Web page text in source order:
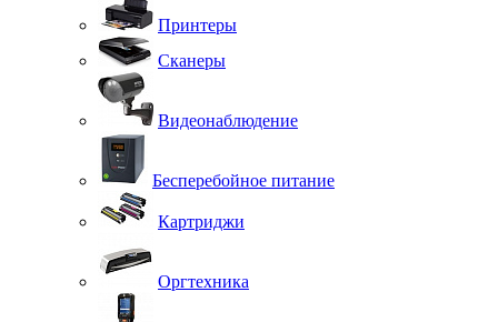
Принтеры
Сканеры
Видеонаблюдение
Бесперебойное питание
Картриджи
Оргтехника